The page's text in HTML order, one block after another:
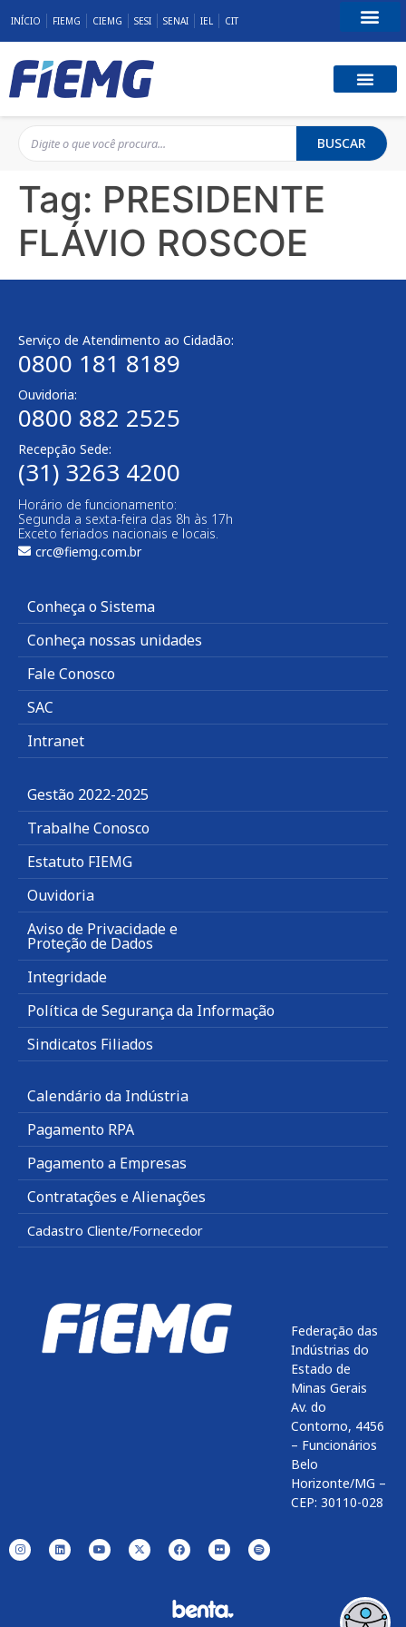
INÍCIO FIEMG CIEMG SESI SENAI IEL CIT
BUSCAR
Tag: PRESIDENTE
FLÁVIO ROSCOE
Serviço de Atendimento ao Cidadão:
0800 181 8189
Ouvidoria:
0800 882 2525
Recepção Sede:
(31) 3263 4200
Horário de funcionamento:
Segunda a sexta-feira das 8h às 17h
Exceto feriados nacionais e locais.
crc@fiemg.com.br
Conheça o Sistema
Conheça nossas unidades
Fale Conosco
SAC
Intranet
Gestão 2022-2025
Trabalhe Conosco
Estatuto FIEMG
Ouvidoria
Aviso de Privacidade e
Proteção de Dados
Integridade
Política de Segurança da Informação
Sindicatos Filiados
Calendário da Indústria
Pagamento RPA
Pagamento a Empresas
Contratações e Alienações
Cadastro Cliente/Fornecedor
Federação das
Indústrias do
Estado de
Minas Gerais
Av. do
Contorno, 4456
– Funcionários
Belo
Horizonte/MG –
CEP: 30110-028